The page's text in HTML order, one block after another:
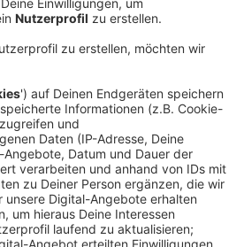
hatte ein
Täter eine Angestellte
abgefangen, sie
und gefesselt.Danach soll er
und Bargeld